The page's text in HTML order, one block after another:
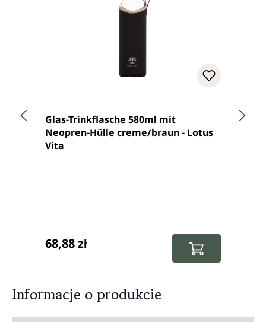
Glas-Trinkflasche 580ml mit
Neopren-Hülle creme/braun - Lotus
Vita
68,88 zł
Informacje o produkcie